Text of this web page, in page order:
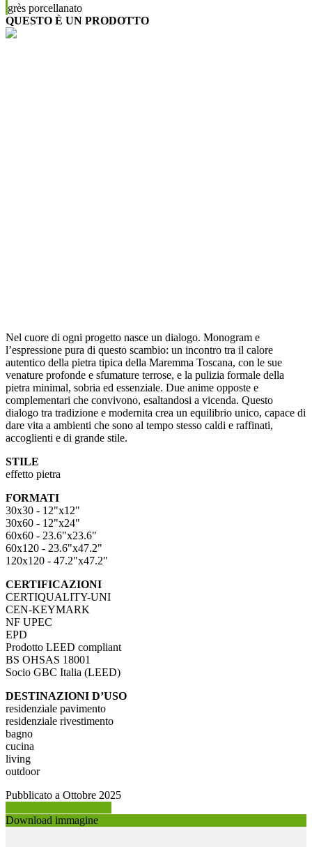
grès porcellanato
QUESTO È UN PRODOTTO
Nel cuore di ogni progetto nasce un dialogo. Monogram e
l’espressione pura di questo scambio: un incontro tra il calore
autentico della pietra tipica della Maremma Toscana, con le sue
venature profonde e sfumature terrose, e la pulizia formale della
pietra minimal, sobria ed essenziale. Due anime opposte e
complementari che convivono, esaltandosi a vicenda. Questo
dialogo tra tradizione e modernita crea un equilibrio unico, capace di
dare vita a ambienti che sono al tempo stesso caldi e raffinati,
accoglienti e di grande stile.
STILE
effetto pietra
FORMATI
30x30 - 12"x12"
30x60 - 12"x24"
60x60 - 23.6"x23.6"
60x120 - 23.6"x47.2"
120x120 - 47.2"x47.2"
CERTIFICAZIONI
CERTIQUALITY-UNI
CEN-KEYMARK
NF UPEC
EPD
Prodotto LEED compliant
BS OHSAS 18001
Socio GBC Italia (LEED)
DESTINAZIONI D’USO
residenziale pavimento
residenziale rivestimento
bagno
cucina
living
outdoor
Pubblicato a Ottobre 2025
Download immagine